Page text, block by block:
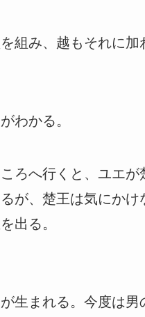
組み、越もそれに
わかる。
ろへ行くと、ユエ
が、楚王は気にか
出る。
生まれる。今度は